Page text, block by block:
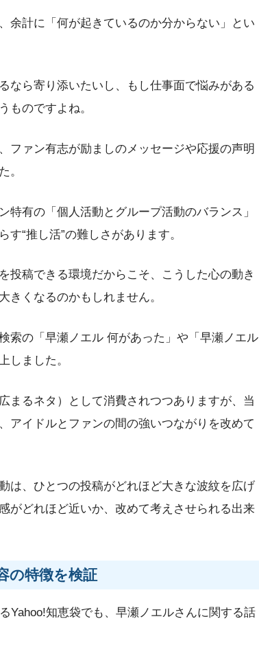
余計に「何が起きているのか分からない」とい
なら寄り添いたいし、もし仕事面で悩みがある
ものですよね。
ファン有志が励ましのメッセージや応援の声明
。
特有の「個人活動とグループ活動のバランス」
“推し活”の難しさがあります。
投稿できる環境だからこそ、こうした心の動き
きくなるのかもしれません。
索の「早瀬ノエル 何があった」や「早瀬ノエル
しました。
まるネタ）として消費されつつありますが、当
アイドルとファンの間の強いつながりを改めて
は、ひとつの投稿がどれほど大きな波紋を広げ
がどれほど近いか、改めて考えさせられる出来
の特徴を検証
Yahoo!知恵袋でも、早瀬ノエルさんに関する話